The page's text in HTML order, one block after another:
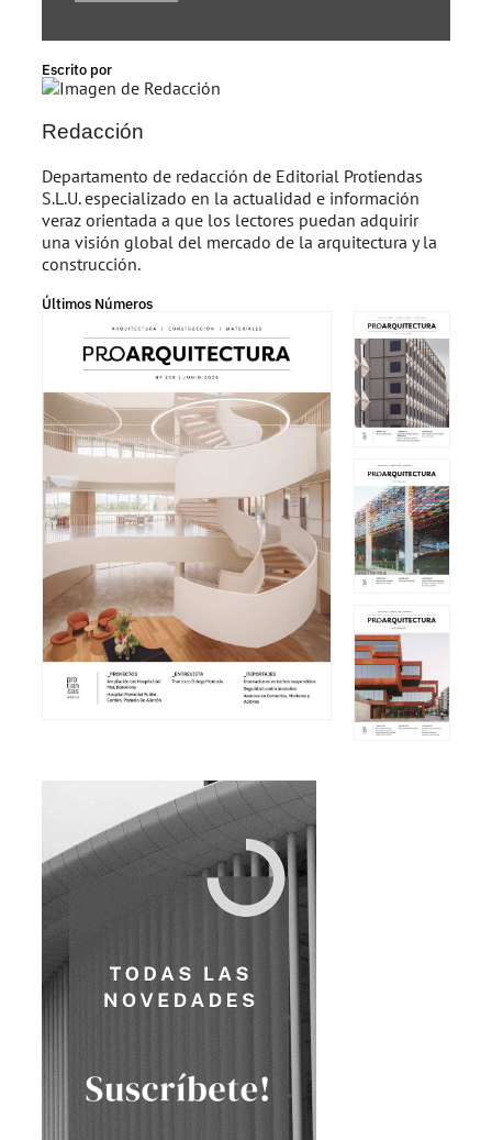
Escrito por
Redacción
Departamento de redacción de Editorial Protiendas
S.L.U. especializado en la actualidad e información
veraz orientada a que los lectores puedan adquirir
una visión global del mercado de la arquitectura y la
construcción.
Últimos Números